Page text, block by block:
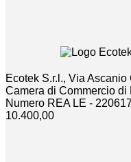
Ecotek S.r.l., Via
Camera di Commercio di
Numero REA LE -
10.400,00